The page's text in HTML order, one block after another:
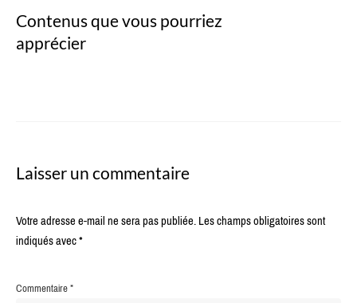
Contenus que vous pourriez
apprécier
Laisser un commentaire
Votre adresse e-mail ne sera pas publiée.Les champs obligatoires sont
indiqués avec*
Commentaire*